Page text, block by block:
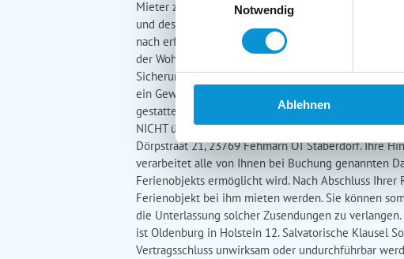
Notwendig
Ablehnen
Mieter zu ersetzen. Der Mieter haftet auch für
und des Inventars, Untervermietung,
nach erfolgloser Mahnung fristlos kündigen. Eine
der Wohnung, auf dem Hof oder in der Scheune
Sicherung. Die Fenster und Türen sollten Sie beim
ein Gewitter, Sturm oder Regen sehr großer
gestattet. 11. FehMare In unseren Lüttn&#039; -
NICHT über die Buchungsstrecke zu buchen, da
Dörpstraat 21, 23769 Fehmarn OT Staberdorf. Ihre
verarbeitet alle von Ihnen bei Buchung genannten
Ferienobjekts ermöglicht wird. Nach Abschluss
Ferienobjekt bei ihm mieten werden. Sie können
die Unterlassung solcher Zusendungen zu
ist Oldenburg in Holstein 12. Salvatorische Klausel
Vertragsschluss unwirksam oder undurchführbar